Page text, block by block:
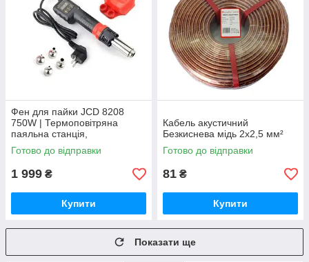
Фен для пайки JCD 8208
750W | Термоповітряна
паяльна станція,
регулювання температури
100–480°C
Готово до відправки
1 999 ₴
Купити
Кабель акустичний
Безкиснева мідь 2x2,5 мм²
Готово до відправки
81 ₴
Купити
Показати ще